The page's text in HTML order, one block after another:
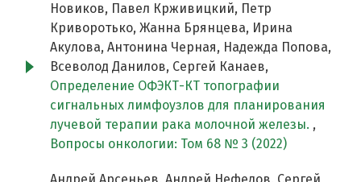
Новиков, Павел Крживицкий, Петр
Криворотько, Жанна Брянцева, Ирина
Акулова, Антонина Черная, Надежда Попова,
Всеволод Данилов, Сергей Канаев,
Определение ОФЭКТ-КТ топографии
сигнальных лимфоузлов для планирования
лучевой терапии рака молочной железы. ,
Вопросы онкологии: Том 68 № 3 (2022)